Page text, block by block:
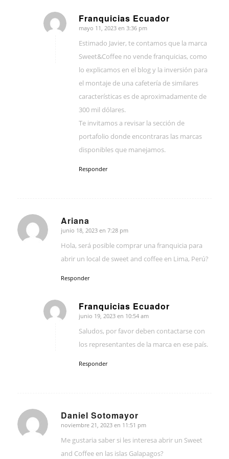
Franquicias Ecuador
Dice:
mayo 11, 2023 en 3:36 pm
Estimado Javier, te contamos que la marca
Sweet&Coffee no vende franquicias, como
lo explicamos en el blog y la inversión para
el montaje de una cafetería de similares
características es de aproximadamente de
300 mil dólares.
Te invitamos a revisar la sección de
portafolio donde encontraras las marcas
disponibles que manejamos.
Responder
Ariana
Dice:
junio 18, 2023 en 7:28 pm
Hola, será posible comprar una franquicia para
abrir un local de sweet and coffee en Lima, Perú?
Responder
Franquicias Ecuador
Dice:
junio 19, 2023 en 10:54 am
Saludos, por favor deben contactarse con
los representantes de la marca en ese país.
Responder
Daniel Sotomayor
Dice:
noviembre 21, 2023 en 11:51 pm
Me gustaria saber si les interesa abrir un Sweet
and Coffee en las islas Galapagos?